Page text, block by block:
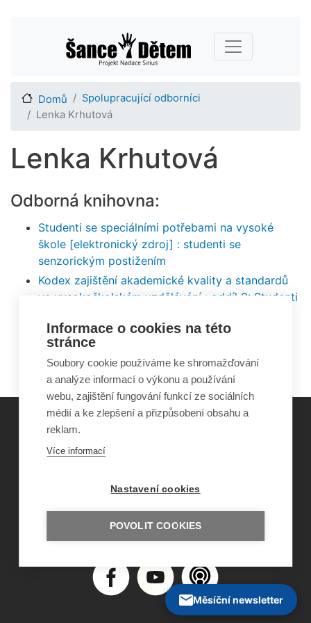
hlavnímu
obsahu
Main navigation
Domů
Spolupracující odborníci
Lenka Krhutová
Lenka Krhutová
Odborná knihovna:
Studenti se speciálními potřebami na vysoké
škole [elektronický zdroj] : studenti se
senzorickým postižením
Kodex zajištění akademické kvality a standardů
ve vysokoškolském vzdělávání : oddíl 3: Studenti
Občané se zdravotním postižením a veřejná
správa
©Obecně prospěšná společnost Sirius
ISSN 1805-8876
nazory@sancedetem.cz
Odběr novinek e-mailem
Měsíční newsletter
Informace o cookies na této
stránce
Soubory cookie používáme ke shromažďování
a analýze informací o výkonu a používání
webu, zajištění fungování funkcí ze sociálních
médií a ke zlepšení a přizpůsobení obsahu a
reklam.
Více informací
Nastavení cookies
POVOLIT COOKIES